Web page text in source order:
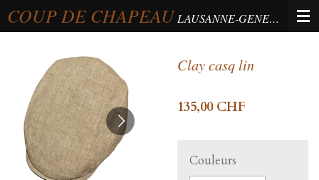
Passer
au
principal
COUP DE CHAPEAU LAUSANNE-GENEVA-BERNE
Clay casq lin
135,00 CHF
Couleurs